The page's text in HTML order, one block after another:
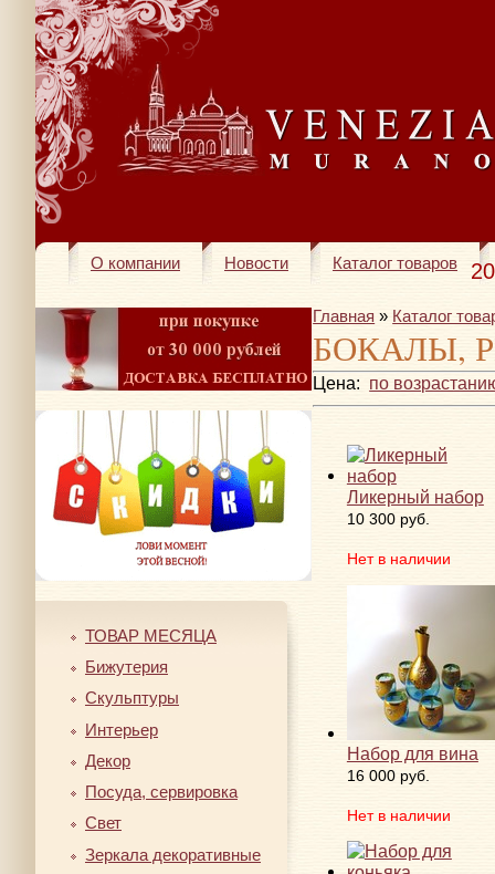
О компании Новости Каталог товаров
ТОВАР МЕСЯЦА
Бижутерия
Скульптуры
Интерьер
Декор
Посуда, сервировка
Свет
Зеркала декоративные
Главная » Каталог
БОКАЛЫ,
Цена: по
Ликерный набор
10 300 руб.
Нет в наличии
Набор для вина
16 000 руб.
Нет в наличии